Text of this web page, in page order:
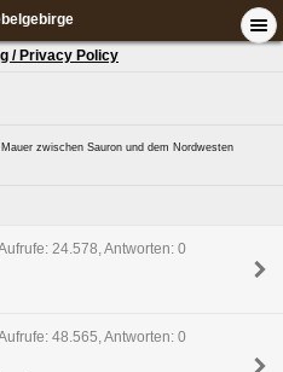
/ Privacy Policy
zwischen Sauron und dem Nordwesten
24.578, Antworten: 0
48.565, Antworten: 0